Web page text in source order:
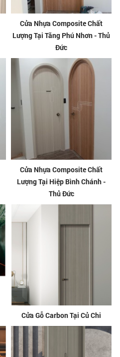
Cửa Nhựa Composite Chất
Lượng Tại Tăng Phú Nhơn - Thủ
Đức
Cửa Nhựa Composite Chất
Lượng Tại Hiệp Bình Chánh -
Thủ Đức
Cửa Gỗ Carbon Tại Củ Chi